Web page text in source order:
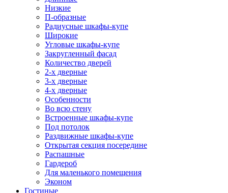
Низкие
П-образные
Радиусные шкафы-купе
Широкие
Угловые шкафы-купе
Закругленный фасад
Количество дверей
2-х дверные
3-х дверные
4-х дверные
Особенности
Во всю стену
Встроенные шкафы-купе
Под потолок
Раздвижные шкафы-купе
Открытая секция посередине
Распашные
Гардероб
Для маленького помещения
Эконом
Гостиные